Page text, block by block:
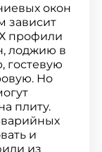
окон
зависит
профили
лоджию в
гостевую
Но
плиту.
и
из